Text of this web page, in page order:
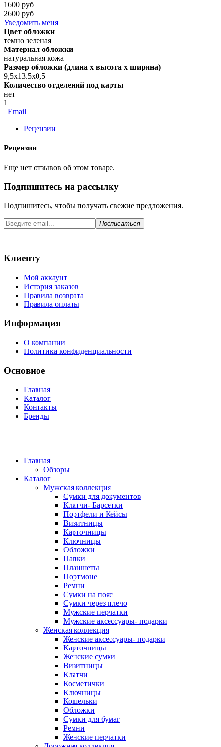
1600 руб
2600 руб
Уведомить меня
Цвет обложки
темно зеленая
Материал обложки
натуральная кожа
Размер обложки (длина х высота х ширина)
9,5х13.5х0,5
Количество отделений под карты
нет
1
Email
Рецензии
Рецензии
Еще нет отзывов об этом товаре.
Подпишитесь на рассылку
Подпишитесь, чтобы получать свежие предложения.
Подписаться
Клиенту
Мой аккаунт
История заказов
Правила возврата
Правила оплаты
Информация
О компании
Политика конфиденциальности
Основное
Главная
Каталог
Контакты
Бренды
Главная
Обзоры
Каталог
Мужская коллекция
Сумки для документов
Клатчи- Барсетки
Портфели и Кейсы
Визитницы
Карточницы
Ключницы
Обложки
Папки
Планшеты
Портмоне
Ремни
Сумки на пояс
Сумки через плечо
Мужские перчатки
Мужские аксессуары- подарки
Женская коллекция
Женские аксессуары- подарки
Карточницы
Женские сумки
Визитницы
Клатчи
Косметички
Ключницы
Кошельки
Обложки
Сумки для бумаг
Ремни
Женские перчатки